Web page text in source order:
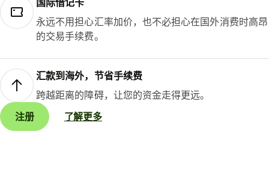
国际借记卡
永远不用担心汇率加价，也不必担心在国外消费时高昂
的交易手续费。
汇款到海外，节省手续费
跨越距离的障碍，让您的资金走得更远。
注册
了解更多